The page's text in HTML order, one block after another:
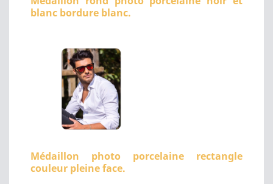
blanc bordure blanc.
Médaillon photo porcelaine rectangle
couleur pleine face.